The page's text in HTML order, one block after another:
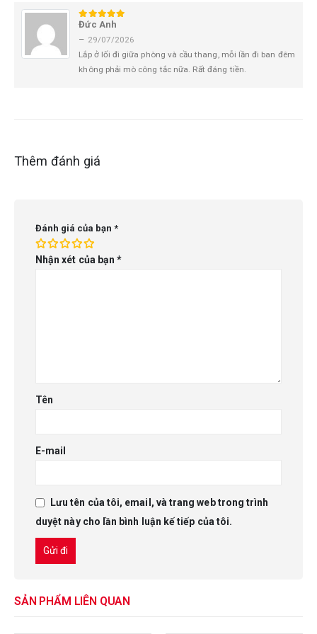
5trên 5
Đức Anh
– 29/07/2026
Lắp ở lối đi giữa phòng và cầu thang, mỗi lần đi ban đêm
không phải mò công tắc nữa. Rất đáng tiền.
Thêm đánh giá
Đánh giá của bạn *
Nhận xét của bạn*
Tên
E-mail
Lưu tên của tôi, email, và trang web trong trình
duyệt này cho lần bình luận kế tiếp của tôi.
SẢN PHẨM LIÊN QUAN